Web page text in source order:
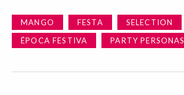
MANGO FESTA SELECTION
ÉPOCA FESTIVA
PARTY PERSONAS